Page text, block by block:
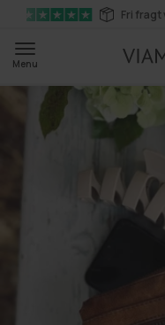
Gå til
indhold
Fri fragt
Menu